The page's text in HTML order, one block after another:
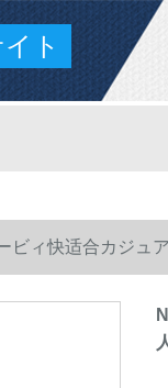
ト
ビィ快适合カジュ